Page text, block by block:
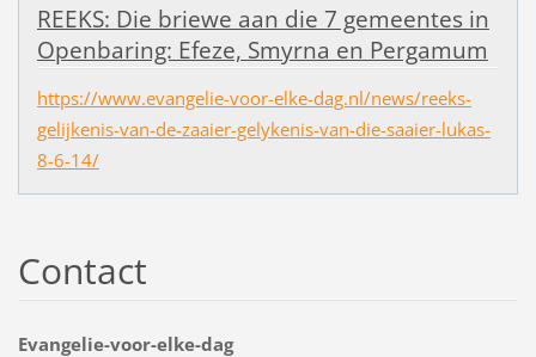
REEKS: Die briewe aan die 7 gemeentes in
Openbaring: Efeze, Smyrna en Pergamum
https://www.evangelie-voor-elke-dag.nl/news/reeks-
gelijkenis-van-de-zaaier-gelykenis-van-die-saaier-lukas-
8-6-14/
Contact
Evangelie-voor-elke-dag